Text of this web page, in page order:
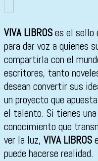
VIVA LIBROSes el sello
para dar voz a quienes
compartirla con el
escritores, tanto
desean convertir sus
un proyecto que
el talento. Si tienes
conocimiento que
ver la luz, VIVA LIBROS
puede hacerse realidad.